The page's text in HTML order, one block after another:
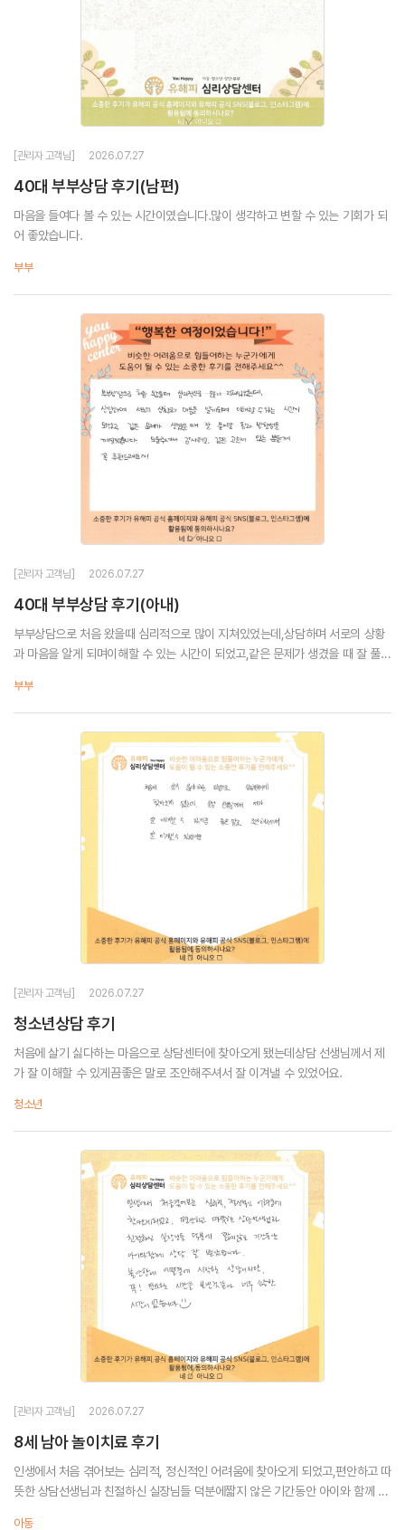
[관리자 고객님] 2026.07.27
40대 부부상담 후기(남편)
마음을 들여다 볼 수 있는 시간이였습니다.많이 생각하고 변할 수 있는 기회가 되
어 좋았습니다.
부부
[관리자 고객님] 2026.07.27
40대 부부상담 후기(아내)
부부상담으로 처음 왔을때 심리적으로 많이 지쳐있었는데,상담하며 서로의 상황
과 마음을 알게 되며이해할 수 있는 시간이 되었고,같은 문제가 생겼을 때 잘 풀어
꼭 추천드려요...
부부
[관리자 고객님] 2026.07.27
청소년상담 후기
처음에 살기 싫다하는 마음으로 상담센터에 찾아오게 됐는데상담 선생님께서 제
가 잘 이해할 수 있게끔좋은 말로 조안해주셔서 잘 이겨낼 수 있었어요.
청소년
[관리자 고객님] 2026.07.27
8세 남아 놀이치료 후기
인생에서 처음 겪어보는 심리적, 정신적인 어려움에 찾아오게 되었고,편안하고 따
뜻한 상담선생님과 친절하신 실장님들 덕분에짧지 않은 기간동안 아이와 함께 상
아동